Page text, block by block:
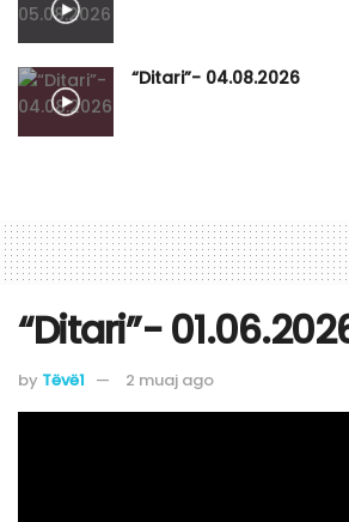
“Ditari”- 04.08.2026
“Ditari”-
by Tëvë1 2 muaj ago